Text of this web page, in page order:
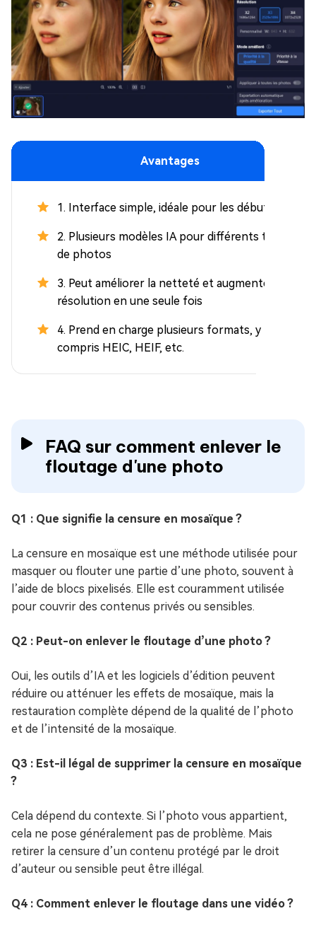
Avantages
1. Interface simple, idéale pour les débutants
2. Plusieurs modèles IA pour différents types
de photos
3. Peut améliorer la netteté et augmenter la
résolution en une seule fois
4. Prend en charge plusieurs formats, y
compris HEIC, HEIF, etc.
FAQ sur comment enlever le
floutage d'une photo
Q1 : Que signifie la censure en mosaïque ?
La censure en mosaïque est une méthode utilisée pour
masquer ou flouter une partie d’une photo, souvent à
l’aide de blocs pixelisés. Elle est couramment utilisée
pour couvrir des contenus privés ou sensibles.
Q2 : Peut-on enlever le floutage d’une photo ?
Oui, les outils d’IA et les logiciels d’édition peuvent
réduire ou atténuer les effets de mosaïque, mais la
restauration complète dépend de la qualité de l’photo
et de l’intensité de la mosaïque.
Q3 : Est-il légal de supprimer la censure en mosaïque
?
Cela dépend du contexte. Si l’photo vous appartient,
cela ne pose généralement pas de problème. Mais
retirer la censure d’un contenu protégé par le droit
d’auteur ou sensible peut être illégal.
Q4 : Comment enlever le floutage dans une vidéo ?